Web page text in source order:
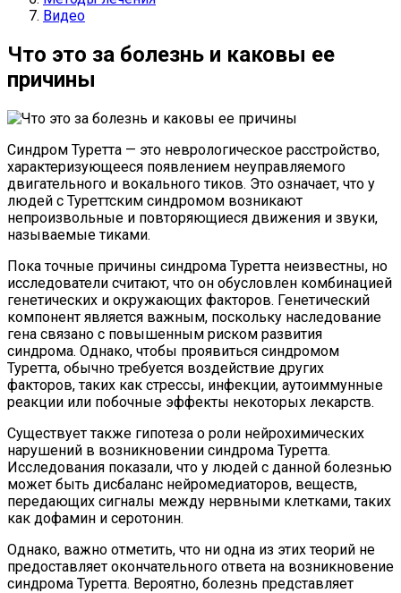
Видео
Что это за болезнь и каковы ее
причины
Синдром Туретта — это неврологическое расстройство,
характеризующееся появлением неуправляемого
двигательного и вокального тиков. Это означает, что у
людей с Туреттским синдромом возникают
непроизвольные и повторяющиеся движения и звуки,
называемые тиками.
Пока точные причины синдрома Туретта неизвестны, но
исследователи считают, что он обусловлен комбинацией
генетических и окружающих факторов. Генетический
компонент является важным, поскольку наследование
гена связано с повышенным риском развития
синдрома. Однако, чтобы проявиться синдромом
Туретта, обычно требуется воздействие других
факторов, таких как стрессы, инфекции, аутоиммунные
реакции или побочные эффекты некоторых лекарств.
Существует также гипотеза о роли нейрохимических
нарушений в возникновении синдрома Туретта.
Исследования показали, что у людей с данной болезнью
может быть дисбаланс нейромедиаторов, веществ,
передающих сигналы между нервными клетками, таких
как дофамин и серотонин.
Однако, важно отметить, что ни одна из этих теорий не
предоставляет окончательного ответа на возникновение
синдрома Туретта. Вероятно, болезнь представляет